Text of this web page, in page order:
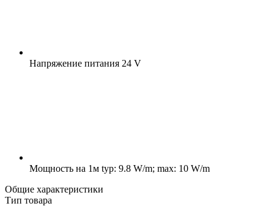
Напряжение питания 24 V
Мощность на 1м typ: 9.8 W/m; max: 10 W/m
Общие характеристики
Тип товара